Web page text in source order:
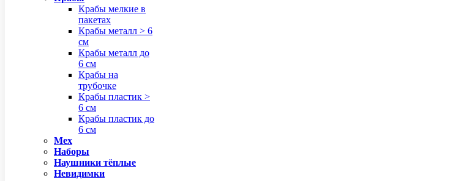
Крабы мелкие в
пакетах
Крабы металл > 6
см
Крабы металл до
6 см
Крабы на
трубочке
Крабы пластик >
6 см
Крабы пластик до
6 см
Мех
Наборы
Наушники тёплые
Невидимки